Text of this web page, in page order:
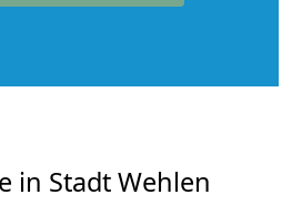
in Stadt Wehlen